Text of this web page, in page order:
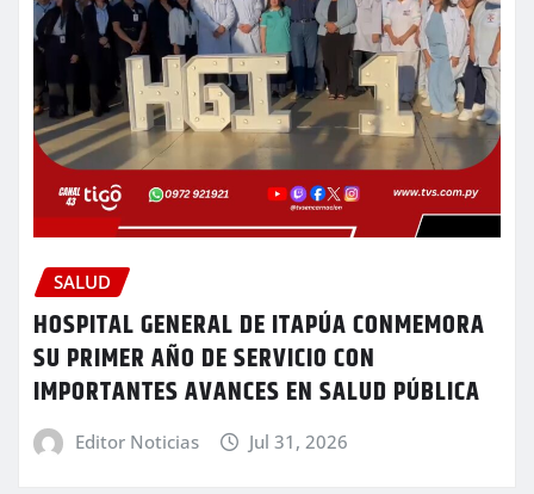
SALUD
HOSPITAL GENERAL DE ITAPÚA CONMEMORA
SU PRIMER AÑO DE SERVICIO CON
IMPORTANTES AVANCES EN SALUD PÚBLICA
Editor Noticias Jul 31, 2026